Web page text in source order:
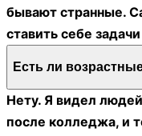
бывают странные.
ставить себе
Есть ли
Нету. Я видел
после колледжа, и